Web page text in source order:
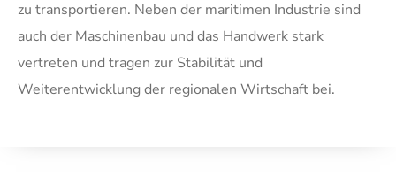
zu transportieren. Neben der maritimen Industrie sind
auch der Maschinenbau und das Handwerk stark
vertreten und tragen zur Stabilität und
Weiterentwicklung der regionalen Wirtschaft bei.